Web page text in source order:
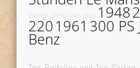
220 SEb 220 Sb 220 b 230 S 1948
220 1961 300 PS
Benz